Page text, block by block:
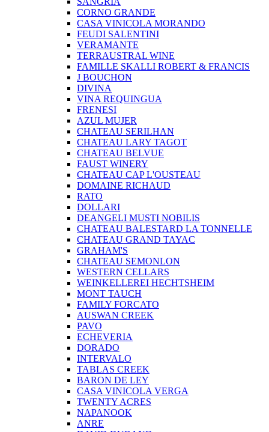
CORNO GRANDE
CASA VINICOLA MORANDO
FEUDI SALENTINI
VERAMANTE
TERRAUSTRAL WINE
FAMILLE SKALLI ROBERT & FRANCIS
J BOUCHON
DIVINA
VINA REQUINGUA
FRENESI
AZUL MUJER
CHATEAU SERILHAN
CHATEAU LARY TAGOT
CHATEAU BELVUE
FAUST WINERY
CHATEAU CAP L'OUSTEAU
DOMAINE RICHAUD
RATO
DOLLARI
DEANGELI MUSTI NOBILIS
CHATEAU BALESTARD LA TONNELLE
CHATEAU GRAND TAYAC
GRAHAM'S
CHATEAU SEMONLON
WESTERN CELLARS
WEINKELLEREI HECHTSHEIM
MONT TAUCH
FAMILY FORCATO
AUSWAN CREEK
PAVO
ECHEVERIA
DORADO
INTERVALO
TABLAS CREEK
BARON DE LEY
CASA VINICOLA VERGA
TWENTY ACRES
NAPANOOK
ANRE